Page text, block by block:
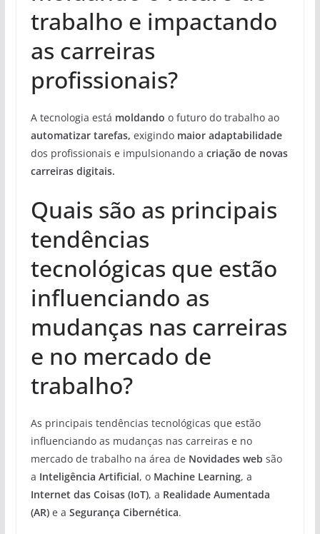
trabalho e impactando
as carreiras
profissionais?
A tecnologia está moldando o futuro do trabalho ao
automatizar tarefas, exigindo maior adaptabilidade
dos profissionais e impulsionando a criação de novas
carreiras digitais.
Quais são as principais
tendências
tecnológicas que estão
influenciando as
mudanças nas carreiras
e no mercado de
trabalho?
As principais tendências tecnológicas que estão
influenciando as mudanças nas carreiras e no
mercado de trabalho na área de Novidades web são
a Inteligência Artificial, o Machine Learning, a
Internet das Coisas (IoT), a Realidade Aumentada
(AR)e a Segurança Cibernética.